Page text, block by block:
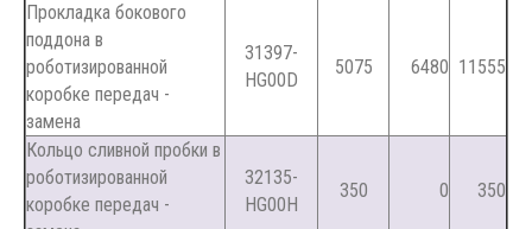
Прокладка бокового
поддона в
роботизированной
коробке передач -
замена
31397-
HG00D
5075 6480 11555
Кольцо сливной пробки в
роботизированной
коробке передач -
32135-
HG00H
350 0 350